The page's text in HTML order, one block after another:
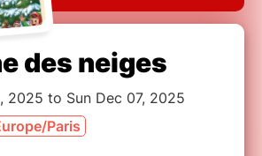
des neiges
2025 to Sun Dec 07, 2025
Paris